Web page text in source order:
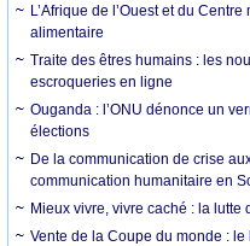
L’Afrique de l’Ouest et du
alimentaire
Traite des êtres humains : les
escroqueries en ligne
Ouganda : l’ONU dénonce un
élections
De la communication de crise
communication humanitaire en
Mieux vivre, vivre caché : la lutte
Vente de la Coupe du monde : le